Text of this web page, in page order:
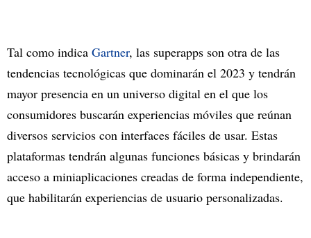
Tal como indica Gartner, las superapps son otra de las
tendencias tecnológicas que dominarán el 2023 y tendrán
mayor presencia en un universo digital en el que los
consumidores buscarán experiencias móviles que reúnan
diversos servicios con interfaces fáciles de usar. Estas
plataformas tendrán algunas funciones básicas y brindarán
acceso a miniaplicaciones creadas de forma independiente,
que habilitarán experiencias de usuario personalizadas.